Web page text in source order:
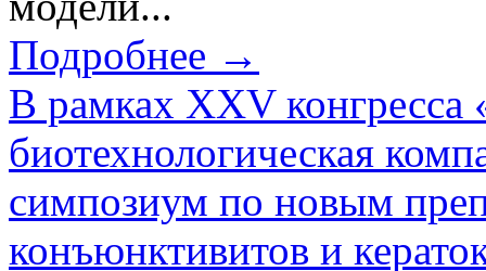
Подробнее →
В рамках XXV конгресса
биотехнологическая
симпозиум по новым
конъюнктивитов и